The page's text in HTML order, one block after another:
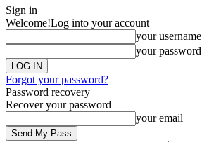
Sign in
Welcome!Log into your account
your username
your password
Forgot your password?
Password recovery
Recover your password
your email